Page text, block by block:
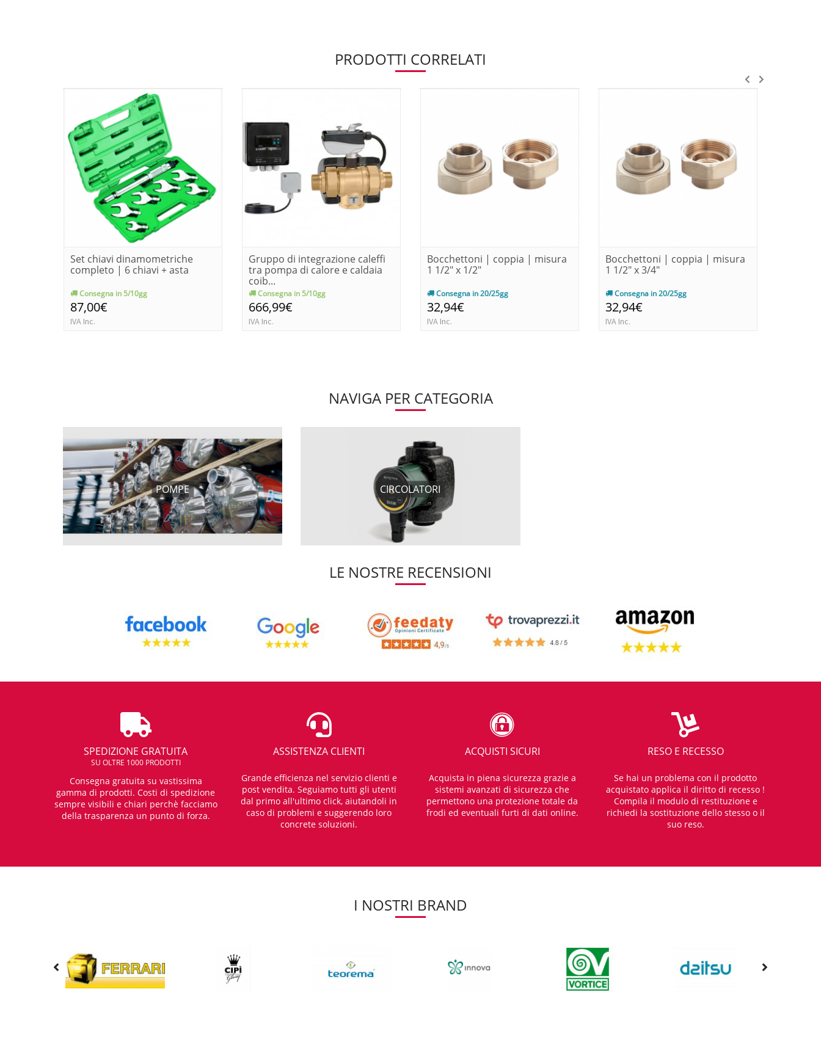
PRODOTTI CORRELATI
Set chiavi dinamometriche
completo | 6 chiavi + asta
Consegna in 5/10gg
87,00€
IVA Inc.
Gruppo di integrazione caleffi
tra pompa di calore e caldaia
coib...
Consegna in 5/10gg
666,99€
IVA Inc.
Bocchettoni | coppia | misura
1 1/2" x 1/2"
Consegna in 20/25gg
32,94€
IVA Inc.
Bocchettoni | coppia | misura
1 1/2" x 3/4"
Consegna in 20/25gg
32,94€
IVA Inc.
NAVIGA PER CATEGORIA
POMPE CIRCOLATORI
LE NOSTRE RECENSIONI
SPEDIZIONE GRATUITA
SU OLTRE 1000 PRODOTTI
Consegna gratuita su vastissima
gamma di prodotti. Costi di spedizione
sempre visibili e chiari perchè facciamo
della trasparenza un punto di forza.
ASSISTENZA CLIENTI
Grande efficienza nel servizio clienti e
post vendita. Seguiamo tutti gli utenti
dal primo all'ultimo click, aiutandoli in
caso di problemi e suggerendo loro
concrete soluzioni.
ACQUISTI SICURI
Acquista in piena sicurezza grazie a
sistemi avanzati di sicurezza che
permettono una protezione totale da
frodi ed eventuali furti di dati online.
RESO E RECESSO
Se hai un problema con il prodotto
acquistato applica il diritto di recesso !
Compila il modulo di restituzione e
richiedi la sostituzione dello stesso o il
suo reso.
I NOSTRI BRAND